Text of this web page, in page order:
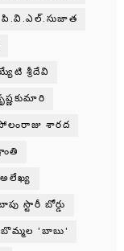
పి.వి.ఎల్.సుజాత
శ్రీదేవి
శారద
స్టొరీ బోర్డు
'బాబు'